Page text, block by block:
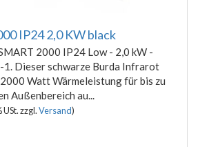
IP24 2,0 KW black
2000 IP24 Low - 2,0 kW -
1. Dieser schwarze Burda Infrarot
Watt Wärmeleistung für bis zu
Außenbereich au...
USt. zzgl.Versand)